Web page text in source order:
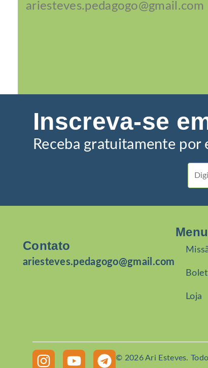
ariesteves.pedagogo@gmail.com
Inscreva-se
Receba gratuitamente por
Contato
ariesteves.pedagogo@gmail.com
Menu
Loja
© 2026 Ari Esteves.